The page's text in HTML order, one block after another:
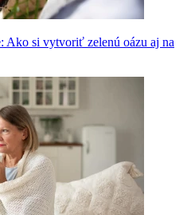
Ako si vytvoriť zelenú oázu aj na